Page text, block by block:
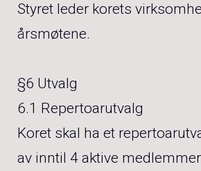
Styret leder korets
årsmøtene.
§6 Utvalg
6.1 Repertoarutvalg
Koret skal ha et
av inntil 4 aktive